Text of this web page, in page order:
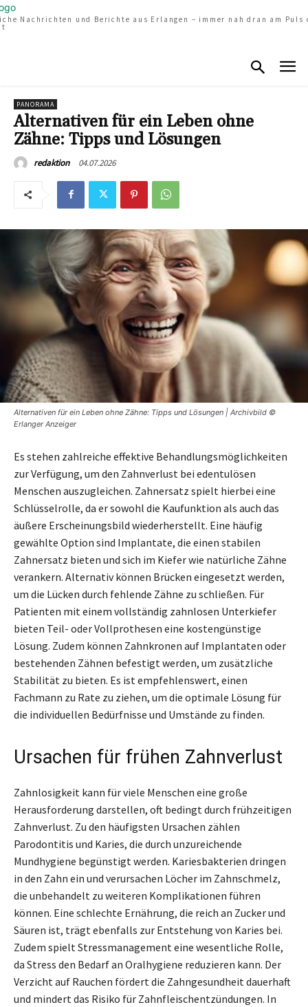
Nachrichten und Berichte aus Erlangen – immer nah dran am Puls
PANORAMA
Alternativen für ein Leben ohne
Zähne: Tipps und Lösungen
redaktion 04.07.2026
Alternativen für ein Leben ohne Zähne: Tipps und Lösungen | Archivbild ©
Erlanger Anzeiger
Es stehen zahlreiche effektive Behandlungsmöglichkeiten
zur Verfügung, um den Zahnverlust bei edentulösen
Menschen auszugleichen. Zahnersatz spielt hierbei eine
Schlüsselrolle, da er sowohl die Kaufunktion als auch das
äußere Erscheinungsbild wiederherstellt. Eine häufig
gewählte Option sind Implantate, die einen stabilen
Zahnersatz bieten und sich im Kiefer wie natürliche Zähne
verankern. Alternativ können Brücken eingesetzt werden,
um die Lücken durch fehlende Zähne zu schließen. Für
Patienten mit einem vollständig zahnlosen Unterkiefer
bieten Teil- oder Vollprothesen eine kostengünstige
Lösung. Zudem können Zahnkronen auf Implantaten oder
bestehenden Zähnen befestigt werden, um zusätzliche
Stabilität zu bieten. Es ist empfehlenswert, einen
Fachmann zu Rate zu ziehen, um die optimale Lösung für
die individuellen Bedürfnisse und Umstände zu finden.
Ursachen für frühen Zahnverlust
Zahnlosigkeit kann für viele Menschen eine große
Herausforderung darstellen, oft bedingt durch frühzeitigen
Zahnverlust. Zu den häufigsten Ursachen zählen
Parodontitis und Karies, die durch unzureichende
Mundhygiene begünstigt werden. Kariesbakterien dringen
in den Zahn ein und verursachen Löcher im Zahnschmelz,
die unbehandelt zu weiteren Komplikationen führen
können. Eine schlechte Ernährung, die reich an Zucker und
Säuren ist, trägt ebenfalls zur Entstehung von Karies bei.
Zudem spielt Stressmanagement eine wesentliche Rolle,
da Stress den Bedarf an Oralhygiene reduzieren kann. Der
Verzicht auf Rauchen fördert die Zahngesundheit dauerhaft
und mindert das Risiko für Zahnfleischentzündungen. In